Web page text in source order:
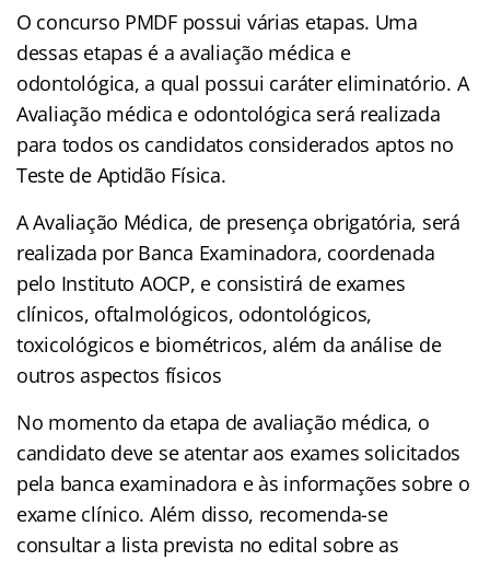
O concurso PMDF possui várias etapas. Uma
dessas etapas é a avaliação médica e
odontológica, a qual possui caráter eliminatório. A
Avaliação médica e odontológica será realizada
para todos os candidatos considerados aptos no
Teste de Aptidão Física.
A Avaliação Médica, de presença obrigatória, será
realizada por Banca Examinadora, coordenada
pelo Instituto AOCP, e consistirá de exames
clínicos, oftalmológicos, odontológicos,
toxicológicos e biométricos, além da análise de
outros aspectos físicos
No momento da etapa de avaliação médica, o
candidato deve se atentar aos exames solicitados
pela banca examinadora e às informações sobre o
exame clínico. Além disso, recomenda-se
consultar a lista prevista no edital sobre as